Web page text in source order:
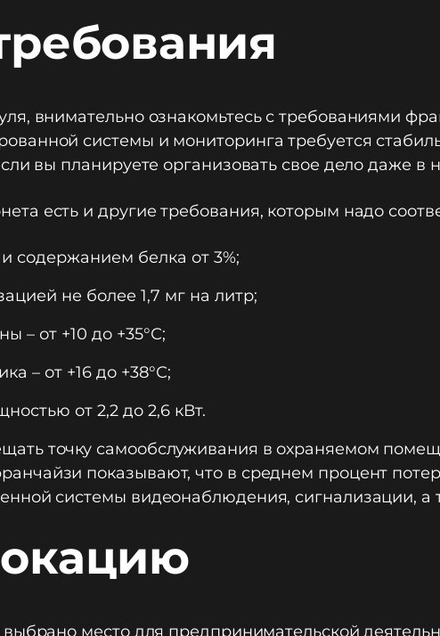
внимательно ознакомьтесь с требованиями
системы и мониторинга требуется
вы планируете организовать свое дело даже в
есть и другие требования, которым надо
содержанием белка от 3%;
не более 1,7 мг на литр;
– от +10 до +35°С;
– от +16 до +38°С;
от 2,2 до 2,6 кВт.
точку самообслуживания в охраняемом
показывают, что в среднем процент
системы видеонаблюдения, сигнализации,
место для предпринимательской